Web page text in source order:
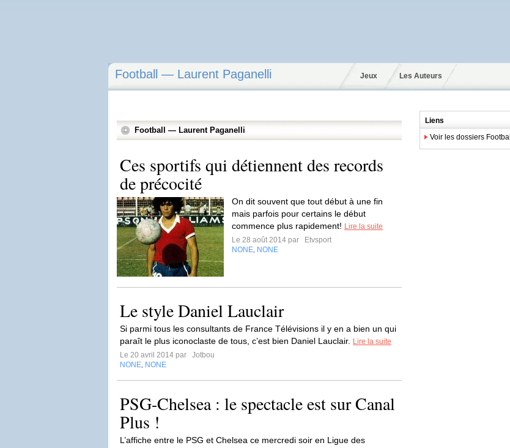
Football — Laurent Paganelli Jeux Les Auteurs
Football — Laurent Paganelli
Ces sportifs qui détiennent des records
de précocité
On dit souvent que tout début à une fin
mais parfois pour certains le début
commence plus rapidement! Lire la suite
Le 28 août 2014 par
Etvsport
NONE NONE
Le style Daniel Lauclair
Si parmi tous les consultants de France Télévisions il y en a bien un qui
paraît le plus iconoclaste de tous, c’est bien Daniel Lauclair.
Lire la suite
Le 20 avril 2014 par
Jotbou
NONE NONE
PSG-Chelsea : le spectacle est sur Canal
Plus !
L’affiche entre le PSG et Chelsea ce mercredi soir en Ligue des
Liens
Voir les dossiers Football